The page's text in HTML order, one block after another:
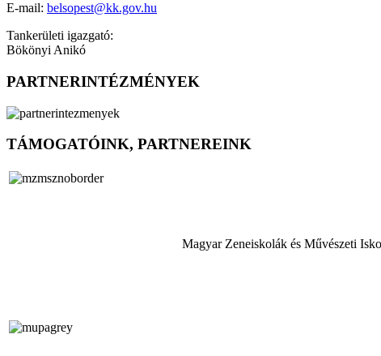
E-mail: belsopest@kk.gov.hu
Tankerületi igazgató:
Bökönyi Anikó
PARTNERINTÉZMÉNYEK
TÁMOGATÓINK, PARTNEREINK
Magyar Zeneiskolák és Művészeti